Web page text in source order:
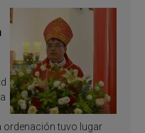
ordenación tuvo lugar